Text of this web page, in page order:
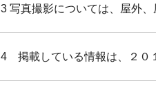
3 写真撮影については、屋外
4 掲載している情報は、２０